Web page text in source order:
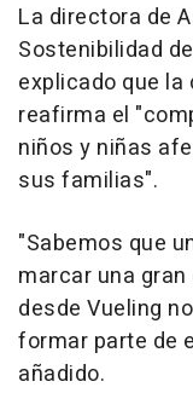
La directora de
Sostenibilidad
explicado que
reafirma el
niños y niñas
sus familias".
"Sabemos que
marcar una
desde Vueling
formar parte de
añadido.